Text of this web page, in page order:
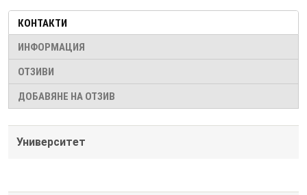
КОНТАКТИ
ИНФОРМАЦИЯ
ОТЗИВИ
ДОБАВЯНЕ НА ОТЗИВ
Университет